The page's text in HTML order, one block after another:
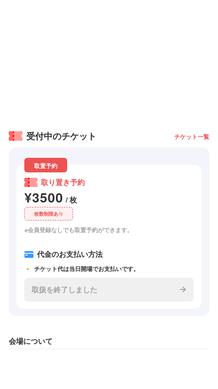
受付中のチケット チケット一覧
取置予約
取り置き予約
¥3500 / 枚
枚数制限あり
※会員登録なしでも取置予約ができます。
代金のお支払い方法
チケット代は当日開場でお支払いです。
取扱を終了しました
会場について